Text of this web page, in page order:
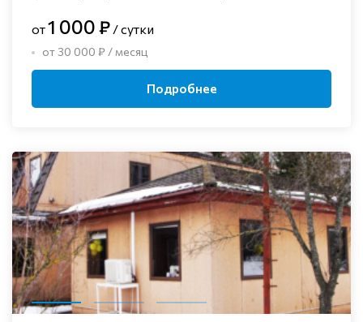
от1 000 ₽ / сутки
от 30 000 ₽ / месяц
Подробнее